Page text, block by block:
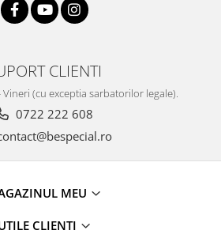
CLIENTI
Vineri (cu exceptia sarbatorilor legale).
0722 222 608
MEU
CLIENTI